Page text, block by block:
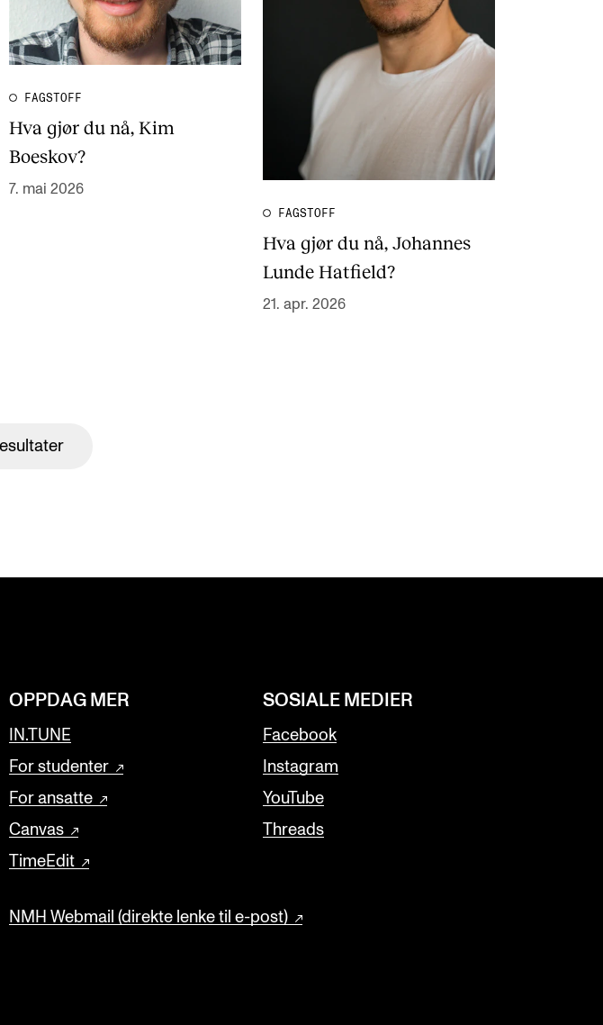
FAGSTOFF
Hva gjør du nå, Kim
Boeskov?
7. mai 2026
FAGSTOFF
Hva gjør du nå, Johannes
Lunde Hatfield?
21. apr. 2026
OPPDAG MER
IN.TUNE
For studenter
For ansatte
Canvas
TimeEdit
NMH Webmail (direkte lenke til e-post)
SOSIALE MEDIER
Facebook
Instagram
YouTube
Threads